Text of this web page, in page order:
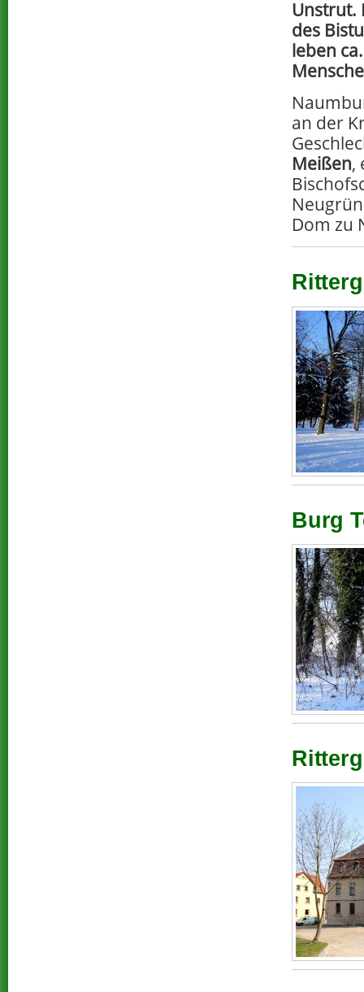
Unstrut.
des
leben
an der
Meißen,
Dom zu
Burg